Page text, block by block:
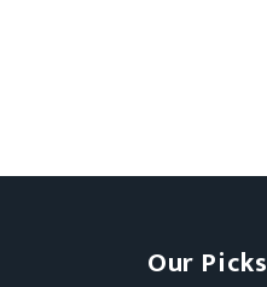
Our Picks